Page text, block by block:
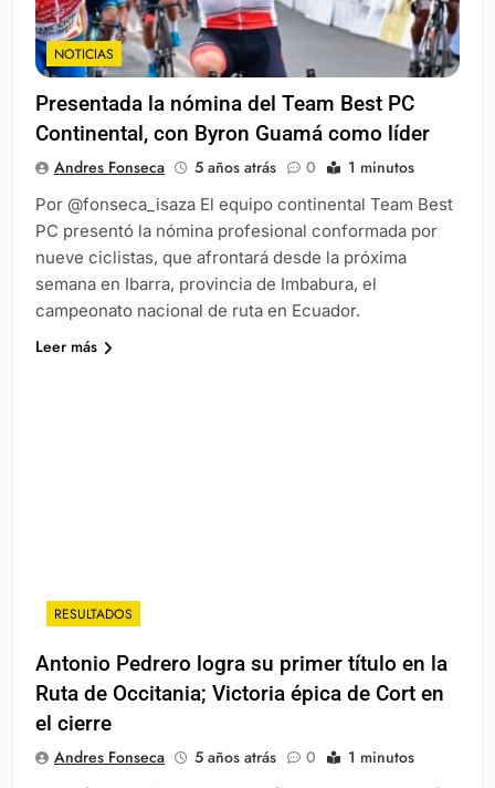
NOTICIAS
Presentada la nómina del Team Best PC
Continental, con Byron Guamá como líder
Andres Fonseca 5 años atrás 0 1 minutos
Por @fonseca_isaza El equipo continental Team Best
PC presentó la nómina profesional conformada por
nueve ciclistas, que afrontará desde la próxima
semana en Ibarra, provincia de Imbabura, el
campeonato nacional de ruta en Ecuador.
Leer más
RESULTADOS
Antonio Pedrero logra su primer título en la
Ruta de Occitania; Victoria épica de Cort en
el cierre
Andres Fonseca 5 años atrás 0 1 minutos